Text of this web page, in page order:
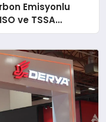
Emisyonlu
ve TSSA